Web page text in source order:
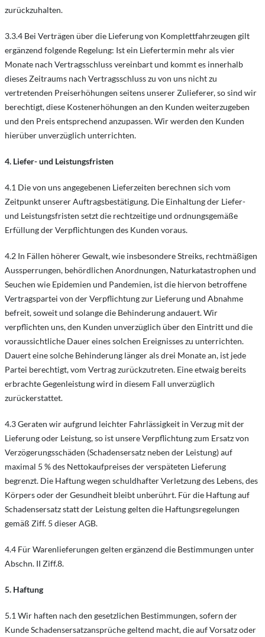
zurückzuhalten.
3.3.4 Bei Verträgen über die Lieferung von Komplettfahrzeugen gilt
ergänzend folgende Regelung: Ist ein Liefertermin mehr als vier
Monate nach Vertragsschluss vereinbart und kommt es innerhalb
dieses Zeitraums nach Vertragsschluss zu von uns nicht zu
vertretenden Preiserhöhungen seitens unserer Zulieferer, so sind wir
berechtigt, diese Kostenerhöhungen an den Kunden weiterzugeben
und den Preis entsprechend anzupassen. Wir werden den Kunden
hierüber unverzüglich unterrichten.
4. Liefer- und Leistungsfristen
4.1 Die von uns angegebenen Lieferzeiten berechnen sich vom
Zeitpunkt unserer Auftragsbestätigung. Die Einhaltung der Liefer-
und Leistungsfristen setzt die rechtzeitige und ordnungsgemäße
Erfüllung der Verpflichtungen des Kunden voraus.
4.2 In Fällen höherer Gewalt, wie insbesondere Streiks, rechtmäßigen
Aussperrungen, behördlichen Anordnungen, Naturkatastrophen und
Seuchen wie Epidemien und Pandemien, ist die hiervon betroffene
Vertragspartei von der Verpflichtung zur Lieferung und Abnahme
befreit, soweit und solange die Behinderung andauert. Wir
verpflichten uns, den Kunden unverzüglich über den Eintritt und die
voraussichtliche Dauer eines solchen Ereignisses zu unterrichten.
Dauert eine solche Behinderung länger als drei Monate an, ist jede
Partei berechtigt, vom Vertrag zurückzutreten. Eine etwaig bereits
erbrachte Gegenleistung wird in diesem Fall unverzüglich
zurückerstattet.
4.3 Geraten wir aufgrund leichter Fahrlässigkeit in Verzug mit der
Lieferung oder Leistung, so ist unsere Verpflichtung zum Ersatz von
Verzögerungsschäden (Schadensersatz neben der Leistung) auf
maximal 5 % des Nettokaufpreises der verspäteten Lieferung
begrenzt. Die Haftung wegen schuldhafter Verletzung des Lebens, des
Körpers oder der Gesundheit bleibt unberührt. Für die Haftung auf
Schadensersatz statt der Leistung gelten die Haftungsregelungen
gemäß Ziff. 5 dieser AGB.
4.4 Für Warenlieferungen gelten ergänzend die Bestimmungen unter
Abschn. II Ziff.8.
5. Haftung
5.1 Wir haften nach den gesetzlichen Bestimmungen, sofern der
Kunde Schadensersatzansprüche geltend macht, die auf Vorsatz oder